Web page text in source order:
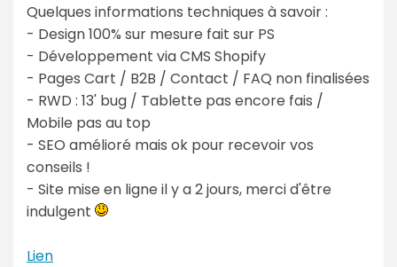
Quelques informations techniques à savoir :
- Design 100% sur mesure fait sur PS
- Développement via CMS Shopify
- Pages Cart / B2B / Contact / FAQ non finalisées
- RWD : 13' bug / Tablette pas encore fais /
Mobile pas au top
- SEO amélioré mais ok pour recevoir vos
conseils !
- Site mise en ligne il y a 2 jours, merci d'être
indulgent
Lien